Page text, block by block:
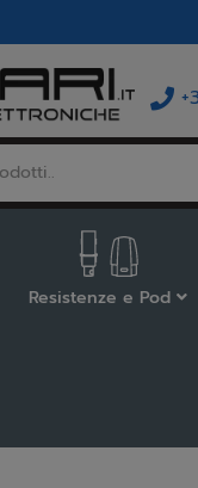
Resistenze e Pod